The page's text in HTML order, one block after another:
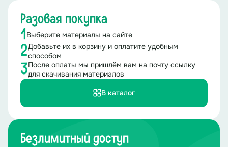
Разовая покупка
1 Выберите материалы на сайте
2Добавьте их в корзину и оплатите удобным
способом
3После оплаты мы пришлём вам на почту ссылку
для скачивания материалов
В каталог
Безлимитный доступ